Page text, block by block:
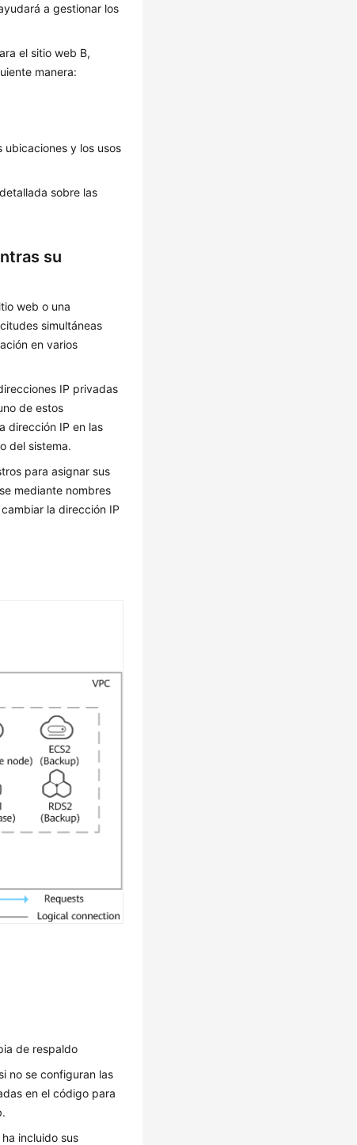
a gestionar los
el sitio web B,
manera:
y los usos
sobre las
su
web o una
simultáneas
en varios
IP privadas
de estos
dirección IP en las
del sistema.
para asignar sus
mediante nombres
la dirección IP
de respaldo
no se configuran las
en el código para
incluido sus